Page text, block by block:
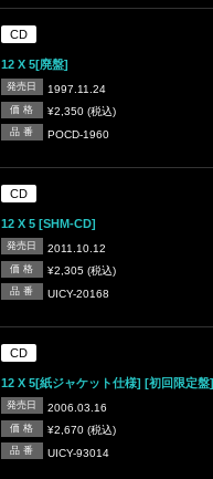
CD
12 X 5[廃盤]
発売日 1997.11.24
価 格 ¥2,350 (税込)
品 番 POCD-1960
CD
12 X 5 [SHM-CD]
発売日 2011.10.12
価 格 ¥2,305 (税込)
品 番 UICY-20168
CD
12 X 5[紙ジャケット仕様] [初回限定盤]
発売日 2006.03.16
価 格 ¥2,670 (税込)
品 番 UICY-93014